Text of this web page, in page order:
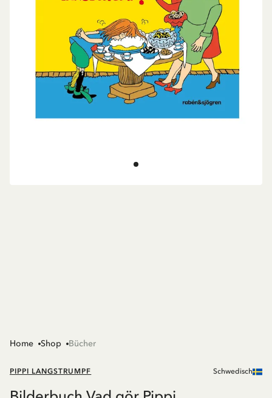
Home Shop Bücher
PIPPI LANGSTRUMPF Schwedisch